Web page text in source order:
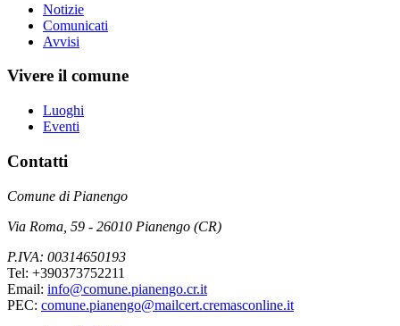
Notizie
Comunicati
Avvisi
Vivere il comune
Luoghi
Eventi
Contatti
Comune di Pianengo
Via Roma, 59 - 26010 Pianengo (CR)
P.IVA: 00314650193
Tel: +390373752211
Email: info@comune.pianengo.cr.it
PEC: comune.pianengo@mailcert.cremasconline.it